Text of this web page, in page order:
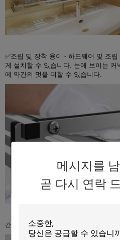
메시지를
곧 다시 연락
✅조립 및 장착 용이 - 하드웨어 및 조
게 설치할 수 있습니다. 눈에 보이는 커
에 약간의 멋을 더할 수 있습니다.
간편한 청소.